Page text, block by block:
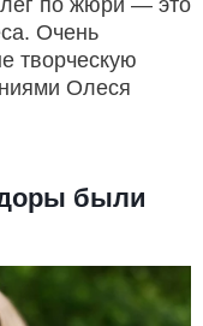
Очень
творческую
Олеся
были